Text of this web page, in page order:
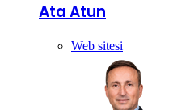
Ata Atun
Web sitesi